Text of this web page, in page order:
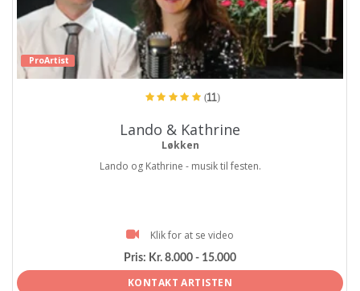
ProArtist
(11)
Lando & Kathrine
Løkken
Lando og Kathrine - musik til festen.
Klik for at se video
Pris: Kr. 8.000 - 15.000
KONTAKT ARTISTEN